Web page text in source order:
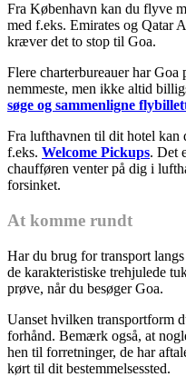
Fra København kan du flyve
med f.eks. Emirates og Qatar
kræver det to stop til Goa.
Flere charterbureauer har Goa
nemmeste, men ikke altid
søge og sammenligne
Fra lufthavnen til dit hotel kan
f.eks. Welcome Pickups. Det
chaufføren venter på dig i
forsinket.
At komme rundt
Har du brug for transport
de karakteristiske trehjulede
prøve, når du besøger Goa.
Uanset hvilken transportform
forhånd. Bemærk også, at
hen til forretninger, de har
kørt til dit bestemmelsessted.